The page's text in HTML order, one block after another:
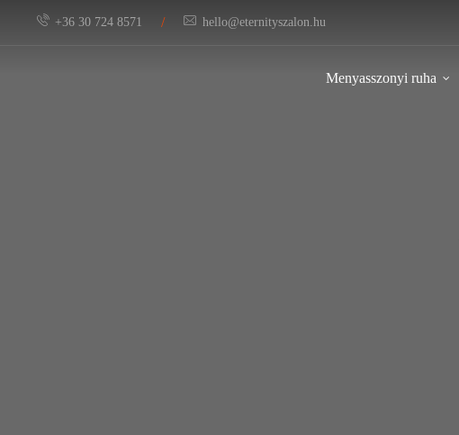
+36 30 724 8571 / hello@eternityszalon.hu
Menyasszonyi ruha